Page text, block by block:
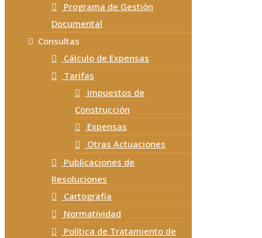
Programa de Gestión
Documental
Consultas
Cálculo de Expensas
Tarifas
Impuestos de
Construcción
Expensas
Otras Actuaciones
Publicaciones de
Resoluciones
Cartografía
Normatividad
Política de Tratamiento de